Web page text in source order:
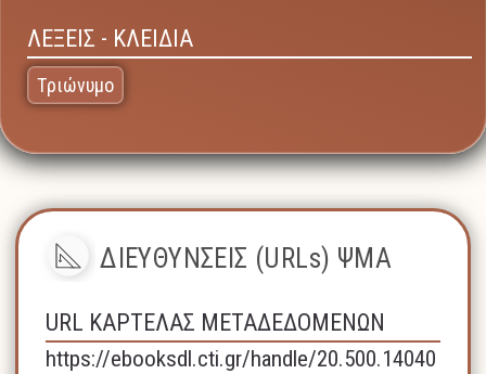
ΛΕΞΕΙΣ - ΚΛΕΙΔΙΑ
Tριώνυμο
ΔΙΕΥΘΥΝΣΕΙΣ (URLs) ΨΜΑ
URL ΚΑΡΤΕΛΑΣ ΜΕΤΑΔΕΔΟΜΕΝΩΝ
https://ebooksdl.cti.gr/handle/20.500.14040